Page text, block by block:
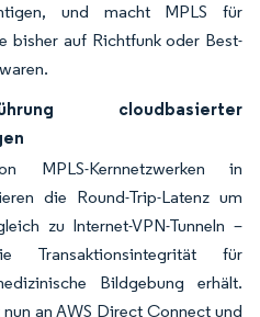
und macht MPLS für
bisher auf Richtfunk oder Best-
cloudbasierter
MPLS-Kernnetzwerken in
die Round-Trip-Latenz um
zu Internet-VPN-Tunneln –
für
Bildgebung erhält.
an AWS Direct Connect und